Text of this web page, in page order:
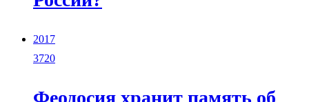
2017
3720
Феодосия хранит память об